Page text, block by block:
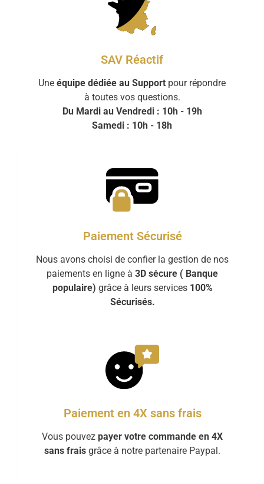
SAV Réactif
Une équipe dédiée au Support pour répondre
à toutes vos questions.
Du Mardi au Vendredi : 10h - 19h
Samedi : 10h - 18h
Paiement Sécurisé
Nous avons choisi de confier la gestion de nos
paiements en ligne à 3D sécure ( Banque
populaire) grâce à leurs services 100%
Sécurisés.
Paiement en 4X sans frais
Vous pouvez payer votre commande en 4X
sans frais grâce à notre partenaire Paypal.